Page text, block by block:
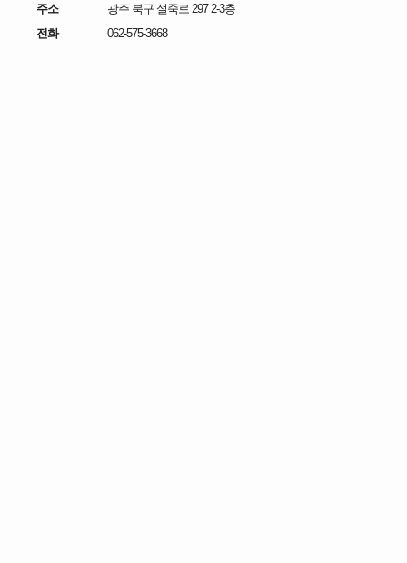
주소
광주 북구 설죽로 297 2-3층
전화
062-575-3668